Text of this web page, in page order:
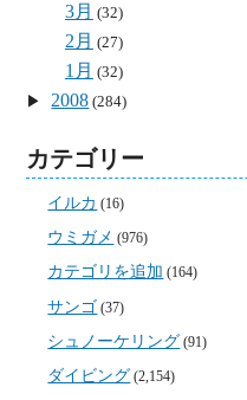
3月 (32)
2月 (27)
1月 (32)
2008 (284)
カテゴリー
イルカ (16)
ウミガメ (976)
カテゴリを追加 (164)
サンゴ (37)
シュノーケリング (91)
ダイビング (2,154)